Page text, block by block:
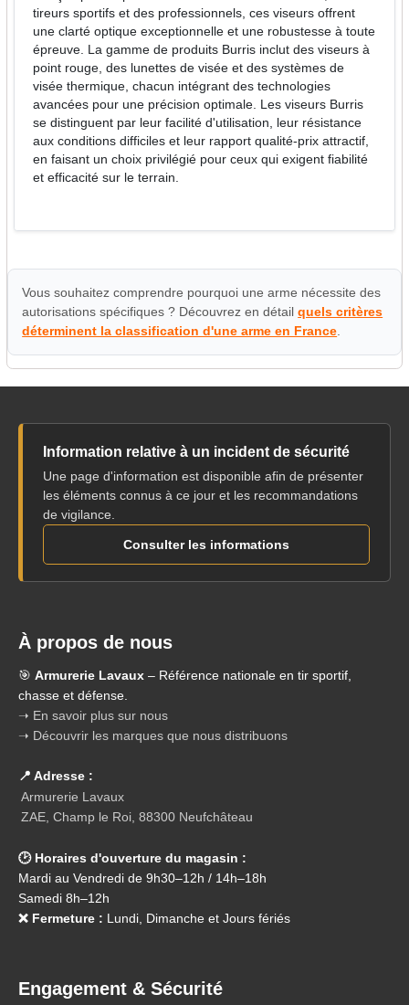
tireurs sportifs et des professionnels, ces viseurs offrent
une clarté optique exceptionnelle et une robustesse à toute
épreuve. La gamme de produits Burris inclut des viseurs à
point rouge, des lunettes de visée et des systèmes de
visée thermique, chacun intégrant des technologies
avancées pour une précision optimale. Les viseurs Burris
se distinguent par leur facilité d'utilisation, leur résistance
aux conditions difficiles et leur rapport qualité-prix attractif,
en faisant un choix privilégié pour ceux qui exigent fiabilité
et efficacité sur le terrain.
Vous souhaitez comprendre pourquoi une arme nécessite des
autorisations spécifiques ? Découvrez en détailquels critères
déterminent la classification d'une arme en France.
Information relative à un incident de sécurité
Une page d'information est disponible afin de présenter
les éléments connus à ce jour et les recommandations
de vigilance.
Consulter les informations
À propos de nous
🎯 Armurerie Lavaux – Référence nationale en tir sportif,
chasse et défense.
➝ En savoir plus sur nous
➝ Découvrir les marques que nous distribuons
📍 Adresse :
Armurerie Lavaux
ZAE, Champ le Roi, 88300 Neufchâteau
🕑 Horaires d'ouverture du magasin :
Mardi au Vendredi de 9h30–12h / 14h–18h
Samedi 8h–12h
❌ Fermeture : Lundi, Dimanche et Jours fériés
Engagement & Sécurité